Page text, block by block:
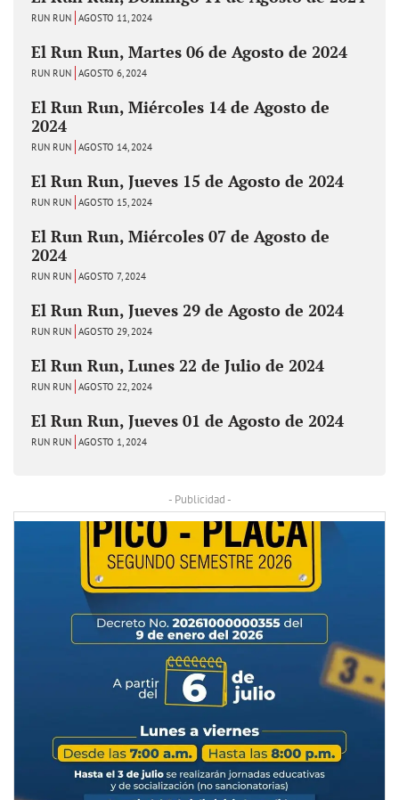
RUN RUN AGOSTO 11, 2024
El Run Run, Martes 06 de Agosto de 2024
RUN RUN AGOSTO 6, 2024
El Run Run, Miércoles 14 de Agosto de
2024
RUN RUN AGOSTO 14, 2024
El Run Run, Jueves 15 de Agosto de 2024
RUN RUN AGOSTO 15, 2024
El Run Run, Miércoles 07 de Agosto de
2024
RUN RUN AGOSTO 7, 2024
El Run Run, Jueves 29 de Agosto de 2024
RUN RUN AGOSTO 29, 2024
El Run Run, Lunes 22 de Julio de 2024
RUN RUN AGOSTO 22, 2024
El Run Run, Jueves 01 de Agosto de 2024
RUN RUN AGOSTO 1, 2024
- Publicidad -